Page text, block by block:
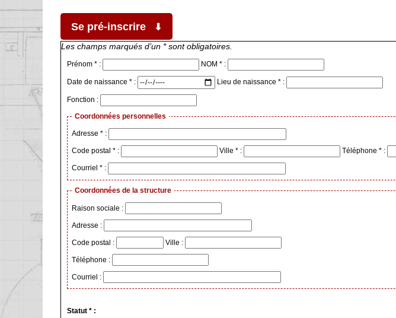
Se pré-inscrire
Les champs marqués d’un * sont obligatoires.
Prénom * : NOM * :
Date de naissance * : Lieu de naissance * :
Fonction :
Coordonnées personnelles
Adresse * :
Code postal * : Ville * : Téléphone * :
Courriel * :
Coordonnées de la structure
Raison sociale :
Adresse :
Code postal : Ville :
Téléphone :
Courriel :
Statut * :